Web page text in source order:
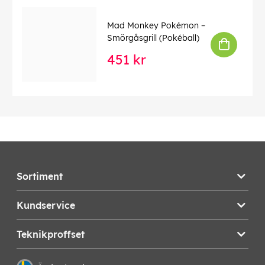
Mad Monkey Pokémon –
Smörgåsgrill (Pokéball)
451 kr
Sortiment
Kundservice
Teknikproffset